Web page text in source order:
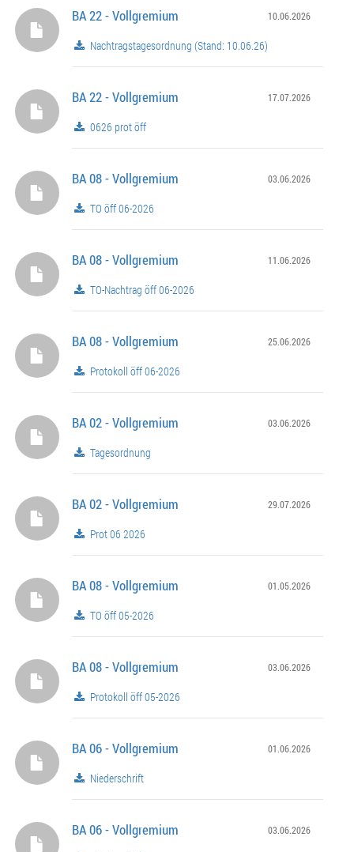
10.06.2026
BA 22 - Vollgremium
Nachtragstagesordnung (Stand: 10.06.26)
17.07.2026
BA 22 - Vollgremium
0626 prot öff
03.06.2026
BA 08 - Vollgremium
TO öff 06-2026
11.06.2026
BA 08 - Vollgremium
TO-Nachtrag öff 06-2026
25.06.2026
BA 08 - Vollgremium
Protokoll öff 06-2026
03.06.2026
BA 02 - Vollgremium
Tagesordnung
29.07.2026
BA 02 - Vollgremium
Prot 06 2026
01.05.2026
BA 08 - Vollgremium
TO öff 05-2026
03.06.2026
BA 08 - Vollgremium
Protokoll öff 05-2026
01.06.2026
BA 06 - Vollgremium
Niederschrift
03.06.2026
BA 06 - Vollgremium